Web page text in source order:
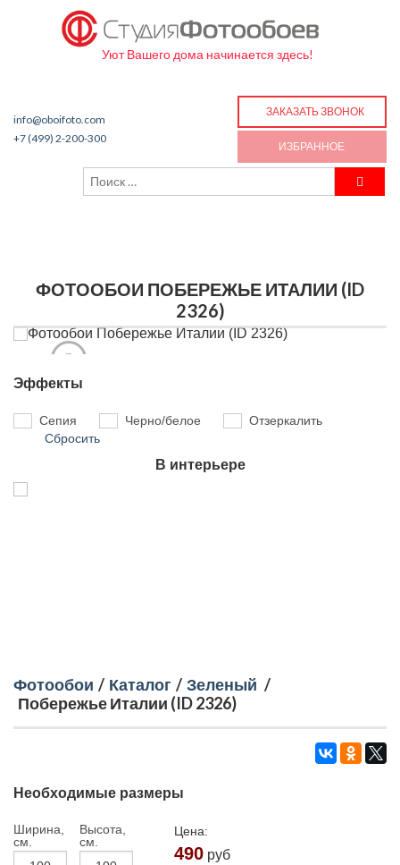
Уют Вашего дома начинается здесь!
info@oboifoto.com
+7 (499) 2-200-300
ЗАКАЗАТЬ ЗВОНОК
ИЗБРАННОЕ
ФОТООБОИ ПОБЕРЕЖЬЕ ИТАЛИИ (ID
2326)
Эффекты
Сепия Черно/белое
Отзеркалить
Сбросить
В интерьере
Фотообои / Каталог / Зеленый /
Побережье Италии (ID 2326)
Необходимые размеры
Ширина,
см.
Высота,
см.
Цена:
490 руб